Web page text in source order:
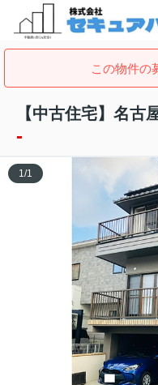
この物件の
【中古住宅】名古
-
1/1